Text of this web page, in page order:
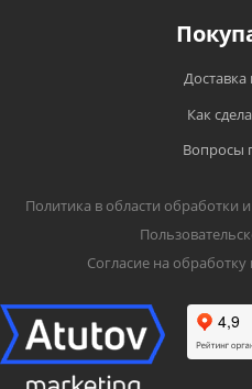
Доставка
Как
Вопросы
Политика в области
Согласие на